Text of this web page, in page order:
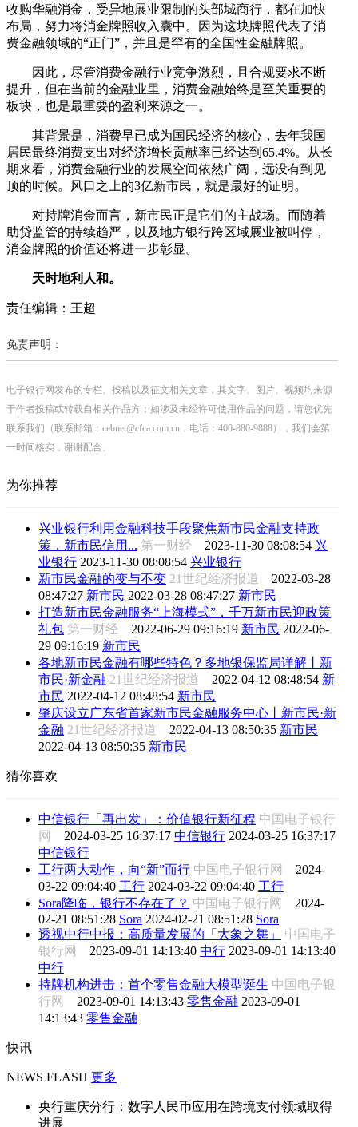
收购华融消金，受异地展业限制的头部城商行，都在加快
布局，努力将消金牌照收入囊中。因为这块牌照代表了消
费金融领域的“正门”，并且是罕有的全国性金融牌照。
因此，尽管消费金融行业竞争激烈，且合规要求不断
提升，但在当前的金融业里，消费金融始终是至关重要的
板块，也是最重要的盈利来源之一。
其背景是，消费早已成为国民经济的核心，去年我国
居民最终消费支出对经济增长贡献率已经达到65.4%。从长
期来看，消费金融行业的发展空间依然广阔，远没有到见
顶的时候。风口之上的3亿新市民，就是最好的证明。
对持牌消金而言，新市民正是它们的主战场。而随着
助贷监管的持续趋严，以及地方银行跨区域展业被叫停，
消金牌照的价值还将进一步彰显。
天时地利人和。
责任编辑：王超
免责声明：
电子银行网发布的专栏、投稿以及征文相关文章，其文字、图片、视频均来源
于作者投稿或转载自相关作品方；如涉及未经许可使用作品的问题，请您优先
联系我们（联系邮箱：cebnet@cfca.com.cn，电话：400-880-9888），我们会第
一时间核实，谢谢配合。
为你推荐
兴业银行利用金融科技手段聚焦新市民金融支持政
策，新市民信用... 第一财经 2023-11-30 08:08:54 兴
业银行 2023-11-30 08:08:54 兴业银行
新市民金融的变与不变 21世纪经济报道 2022-03-28
08:47:27 新市民 2022-03-28 08:47:27 新市民
打造新市民金融服务“上海模式”，千万新市民迎政策
礼包 第一财经 2022-06-29 09:16:19 新市民 2022-06-
29 09:16:19 新市民
各地新市民金融有哪些特色？多地银保监局详解丨新
市民·新金融 21世纪经济报道 2022-04-12 08:48:54 新
市民 2022-04-12 08:48:54 新市民
肇庆设立广东省首家新市民金融服务中心丨新市民·新
金融 21世纪经济报道 2022-04-13 08:50:35 新市民
2022-04-13 08:50:35 新市民
猜你喜欢
中信银行「再出发」：价值银行新征程 中国电子银行
网 2024-03-25 16:37:17 中信银行 2024-03-25 16:37:17
中信银行
工行两大动作，向“新”而行 中国电子银行网 2024-
03-22 09:04:40 工行 2024-03-22 09:04:40 工行
Sora降临，银行不存在了？ 中国电子银行网 2024-
02-21 08:51:28 Sora 2024-02-21 08:51:28 Sora
透视中行中报：高质量发展的「大象之舞」
中国电子
银行网 2023-09-01 14:13:40 中行 2023-09-01 14:13:40
中行
持牌机构进击：首个零售金融大模型诞生 中国电子银
行网 2023-09-01 14:13:43 零售金融 2023-09-01
14:13:43 零售金融
快讯
NEWS FLASH 更多
央行重庆分行：数字人民币应用在跨境支付领域取得
进展